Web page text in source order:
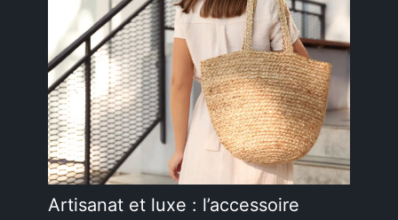
Artisanat et luxe : l’accessoire